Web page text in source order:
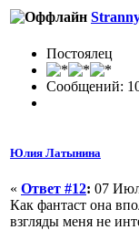
Постоялец
Сообщений:
Юлия Латынина
« Ответ #12: 07
Как фантаст она
взгляды меня не